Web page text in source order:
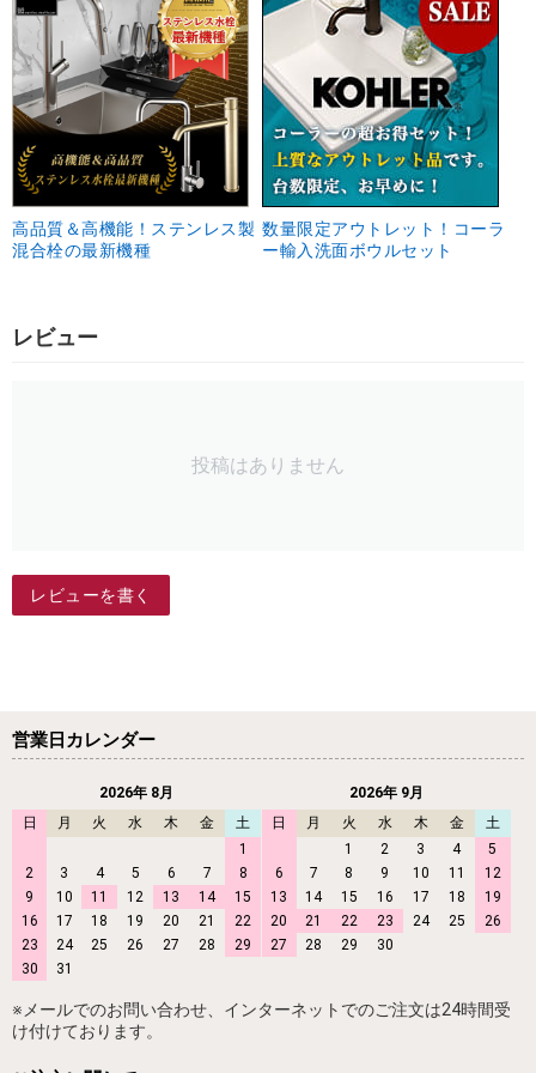
高品質＆高機能！ステンレス製
混合栓の最新機種
数量限定アウトレット！コーラ
ー輸入洗面ボウルセット
レビュー
投稿はありません
レビューを書く
営業日カレンダー
2026年 8月
日
月 火 水 木 金
土
1
2
3 4 5 6 7
8
9
10 11 12 13 14
15
16
17 18 19 20 21
22
23
24 25 26 27 28
29
30
31
2026年 9月
日
月 火 水 木 金
土
1
2 3 4
5
6
7 8 9 10 11
12
13
14 15 16 17 18
19
20
21 22 23 24 25
26
27
28 29 30
※メールでのお問い合わせ、インターネットでのご注文は24時間受
け付けております。